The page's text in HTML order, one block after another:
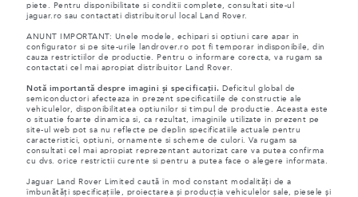
piete. Pentru disponibilitate si conditii complete, consultati site-ul
jaguar.ro sau contactati distribuitorul local Land Rover.
ANUNT IMPORTANT: Unele modele, echipari si optiuni care apar in
configurator si pe site-urile landrover.ro pot fi temporar indisponibile, din
cauza restrictiilor de productie. Pentru o informare corecta, va rugam sa
contactati cel mai apropiat distribuitor Land Rover.
Notă importantă despre imagini și specificații. Deficitul global de
semiconductori afecteaza in prezent specificatiile de constructie ale
vehiculelor, disponibilitatea optiunilor si timpul de productie. Aceasta este
o situatie foarte dinamica si, ca rezultat, imaginile utilizate in prezent pe
site-ul web pot sa nu reflecte pe deplin specificatiile actuale pentru
caracteristici, optiuni, ornamente si scheme de culori. Va rugam sa
consultati cel mai apropiat reprezentant autorizat care va putea confirma
cu dvs. orice restrictii curente si pentru a putea face o alegere informata.
Jaguar Land Rover Limited caută în mod constant modalități de a
îmbunătăți specificațiile, proiectarea și producția vehiculelor sale, piesele și